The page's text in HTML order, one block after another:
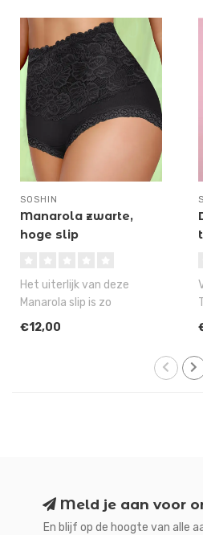
SOSHIN
Manarola zwarte,
hoge slip
Het uiterlijk van deze
Manarola slip is zo
belachelijk fraai, dat wij
€12,00
Meld je aan voor
En blijf op de hoogte van alle